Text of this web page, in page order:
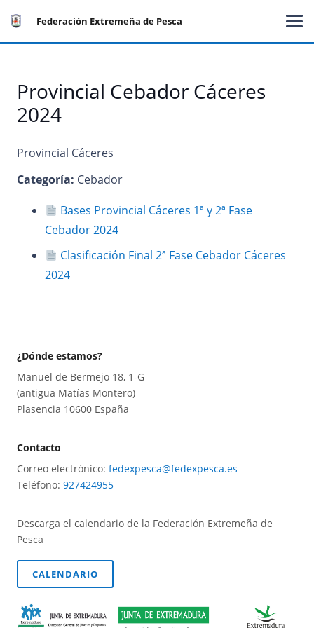
Federación Extremeña de Pesca
Provincial Cebador Cáceres
2024
Provincial Cáceres
Categoría: Cebador
Bases Provincial Cáceres 1ª y 2ª Fase
Cebador 2024
Clasificación Final 2ª Fase Cebador Cáceres
2024
¿Dónde estamos?
Manuel de Bermejo 18, 1-G
(antigua Matías Montero)
Plasencia 10600 España
Contacto
Correo electrónico: fedexpesca@fedexpesca.es
Teléfono: 927424955
Descarga el calendario de la Federación Extremeña de
Pesca
CALENDARIO